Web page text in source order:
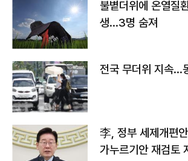
불볕더위에 온열질
생…3명 숨져
전국 무더위 지속…
李, 정부 세제개편
가누르기안 재검토